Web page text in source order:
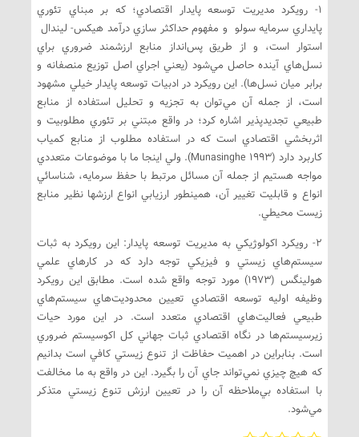
1- رويكرد مديريت توسعه پايدار اقتصادي؛ كه بر مبناي تئوري
پايداري سرمايه سولو و مفهوم حداكثر سازي درآمد هيكس- ليندال
استوار است، و از طريق پس‌انداز منابع ارزشمند ضروري براي
نسل‌هاي آينده حاصل مي‌شود (يعني اجراي اصل توزيع منصفانه و
برابر ميان نسل‌ها). اين رويكرد در ادبيات توسعه پايدار خيلي مشهود
است، از جمله آن مي‌توان به تجزيه و تحليل استفاده از منابع
طبيعي تجديدپذير اشاره كرد؛ در واقع مبتني بر تئوري مطلوبيت و
اثربخشي اقتصادي است كه در استفاده مطلوب از منابع كمياب
كاربرد دارد (Munasinghe 1993). ولي اينجا ما با موضوعات متعددي
مواجه هستيم از جمله آن مسائل مرتبط با حفظ سرمايه، شناسائي
انواع و قابليت تغيير آن، همينطور ارزيابي انواع ارزشها نظير منابع
زيست محيطي.
2- رويكرد اكولوژيكي به مديريت توسعه پايدار: اين رويكرد به ثبات
سيستم‌هاي زيستي و فيزيكي توجه دارد كه در كارهاي علمي
هولينگس (1973) مورد توجه واقع شده است. مطابق اين رويكرد
وظيفه اوليه توسعه اقتصادي تعيين محدوديت‌هاي سيستم‌هاي
طبيعي فعاليت‌هاي اقتصادي متعدد است. در اين مورد حيات
زيرسيستم‌ها در نگاه اقتصادي ثبات جهاني كل اكوسيستم ضروري
است. بنابراين در اهميت حفاظت از تنوع زيستي كافي است بدانيم
كه هيچ چيزي نمي‌تواند جاي آن را بگيرد. اين در واقع به ما مخالفت
با استفاده بي‌ملاحظه آن را در تعيين ارزش تنوع زيستي متذكر
مي‌شود.